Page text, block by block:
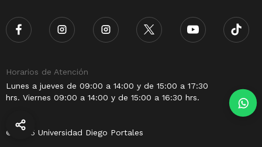
Horarios de Atención
Lunes a jueves de 09:00 a 14:00 y de 15:00 a 17:30
hrs. Viernes 09:00 a 14:00 y de 15:00 a 16:30 hrs.
© 2025 Universidad Diego Portales